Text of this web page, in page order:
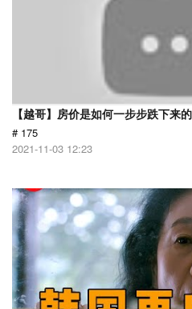
【越哥】房价是如何一步步跌下来
# 175
2021-11-03 12:23